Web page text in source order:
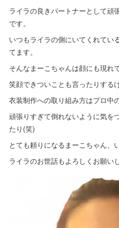
ライラの良きパートナーとして頑
です。
いつもライラの側にいてくれてい
てます。
そんなまーこちゃんは顔にも現れ
笑顔できついことも言ったりする
衣装制作への取り組み方はプロ中
頑張りすぎて倒れないように気を
たり(笑)
とても頼りになるまーこちゃん、
ライラのお世話もよろしくお願い